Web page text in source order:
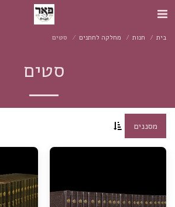
בית חנות מחלקה לחתנים סטים
סטים
מסננים